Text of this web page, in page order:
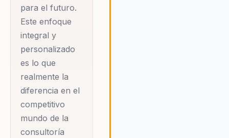
para el futuro.
Este enfoque
integral y
personalizado
es lo que
realmente la
diferencia en el
competitivo
mundo de la
consultoría